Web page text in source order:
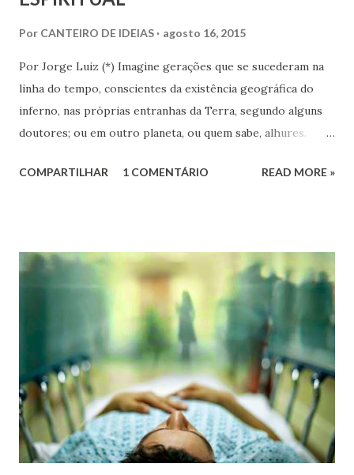
Por CANTEIRO DE IDEIAS agosto 16, 2015
Por Jorge Luiz (*) Imagine gerações que se sucederam na
linha do tempo, conscientes da existência geográfica do
inferno, nas próprias entranhas da Terra, segundo alguns
doutores; ou em outro planeta, ou quem sabe, alhures.
materiais, sem sol, nem lua, desprovido de todo princípio e
dentes aguçados. Lá, monstros de muitas cabeças abrem
para todos os lados goelas vorazes, esmagando os
condenados em suas mandíbulas sangrentas e os vomitam
mastigados, mas vivos porque eles são imortais. Há por
toda a parte caldeiras ferventes, cujas tampas os anjos
erguem para verem as contorções dos condenados. Deus
ouve sem piedade os gemidos dos condenados por toda a
eternidade. O céu em cima e o infer...
COMPARTILHAR 1 COMENTÁRIO READ MORE »